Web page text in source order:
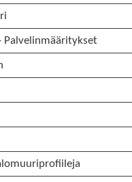
Palvelinmääritykset